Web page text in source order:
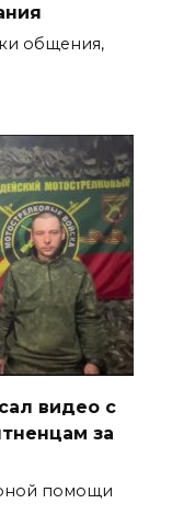
общения,
видео с
за
помощи